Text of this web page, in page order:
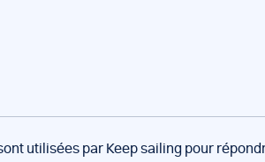
utilisées par Keep sailing pour